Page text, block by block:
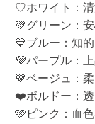
♡ホワイト：
💚グリーン：
💙ブルー：知
💜パープル：
🤎ベージュ：
❤️ボルドー：
🩷ピンク：血